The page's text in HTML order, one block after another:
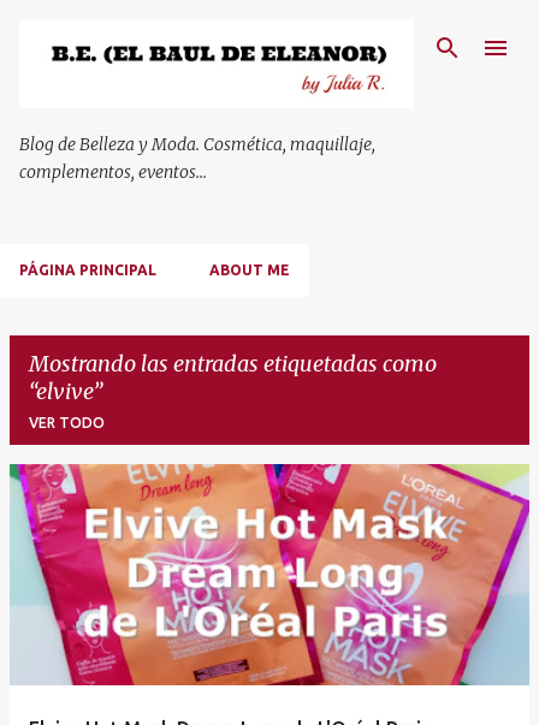
Blog de Belleza y Moda. Cosmética, maquillaje,
complementos, eventos...
PÁGINA PRINCIPAL ABOUT ME
Mostrando las entradas etiquetadas como
elvive
VER TODO
r